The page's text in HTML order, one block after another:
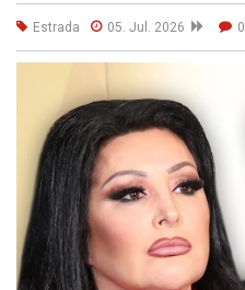
Estrada 05. Jul. 2026 0